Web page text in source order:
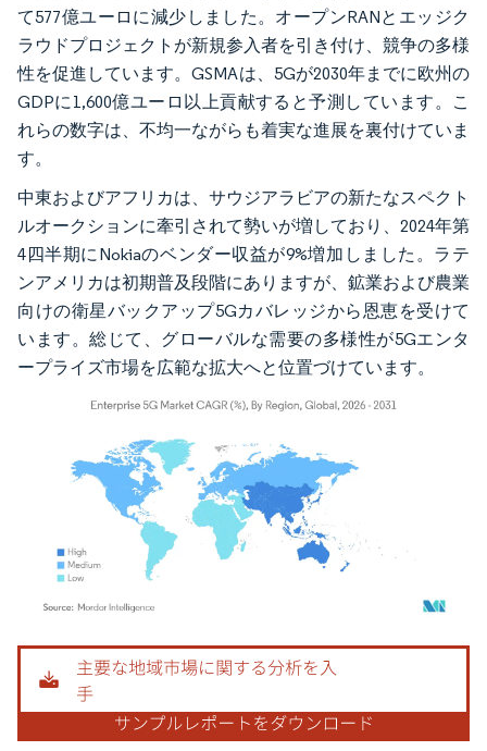
て577億ユーロに減少しました。オープンRANとエッジク
ラウドプロジェクトが新規参入者を引き付け、競争の多様
性を促進しています。GSMAは、5Gが2030年までに欧州の
GDPに1,600億ユーロ以上貢献すると予測しています。こ
れらの数字は、不均一ながらも着実な進展を裏付けていま
す。
中東およびアフリカは、サウジアラビアの新たなスペクト
ルオークションに牽引されて勢いが増しており、2024年第
4四半期にNokiaのベンダー収益が9%増加しました。ラテ
ンアメリカは初期普及段階にありますが、鉱業および農業
向けの衛星バックアップ5Gカバレッジから恩恵を受けて
います。総じて、グローバルな需要の多様性が5Gエンタ
ープライズ市場を広範な拡大へと位置づけています。
画像 © Mordor Intelligence。再利用にはCC BY 4.0の表示が必要です。